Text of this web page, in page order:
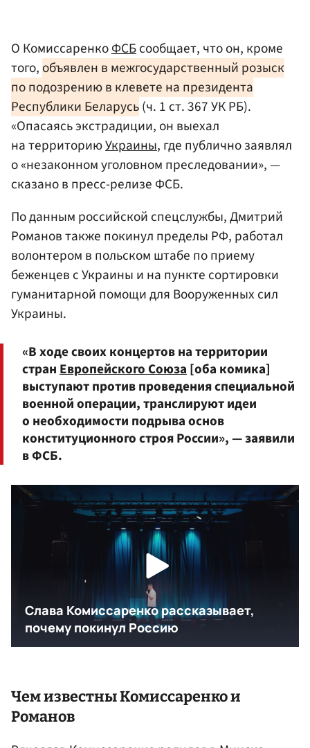
О КомиссаренкоФСБсообщает, что он, кроме
того, объявлен в межгосударственный розыск
по подозрению в клевете на президента
Республики Беларусь(ч. 1 ст. 367 УК РБ).
«Опасаясь экстрадиции, он выехал
на территориюУкраины, где публично заявлял
о «незаконном уголовном преследовании», —
сказано в пресс-релизе ФСБ.
По данным российской спецслужбы, Дмитрий
Романов также покинул пределы РФ, работал
волонтером в польском штабе по приему
беженцев c Украины и на пункте сортировки
гуманитарной помощи для Вооруженных сил
Украины.
«В ходе своих концертов на территории
странЕвропейского Союза[оба комика]
выступают против проведения специальной
военной операции, транслируют идеи
о необходимости подрыва основ
конституционного строя России», — заявили
в ФСБ.
Чем известны Комиссаренко и
Романов